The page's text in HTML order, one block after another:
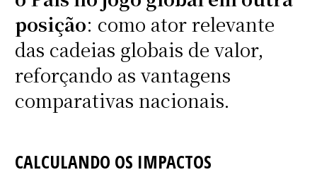
posição: como ator relevante
das cadeias globais de valor,
reforçando as vantagens
comparativas nacionais.
CALCULANDO OS IMPACTOS